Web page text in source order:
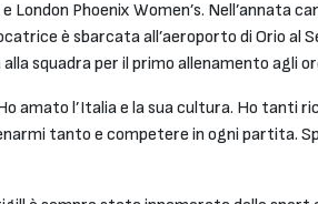
Phoenix Women’s. Nell’annata
è sbarcata all’aeroporto di Orio al
squadra per il primo allenamento agli
amato l’Italia e la sua cultura. Ho tanti
tanto e competere in ogni partita.